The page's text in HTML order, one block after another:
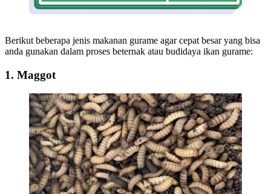
Berikut beberapa jenis makanan gurame agar cepat besar yang bisa
anda gunakan dalam proses beternak atau budidaya ikan gurame:
1. Maggot